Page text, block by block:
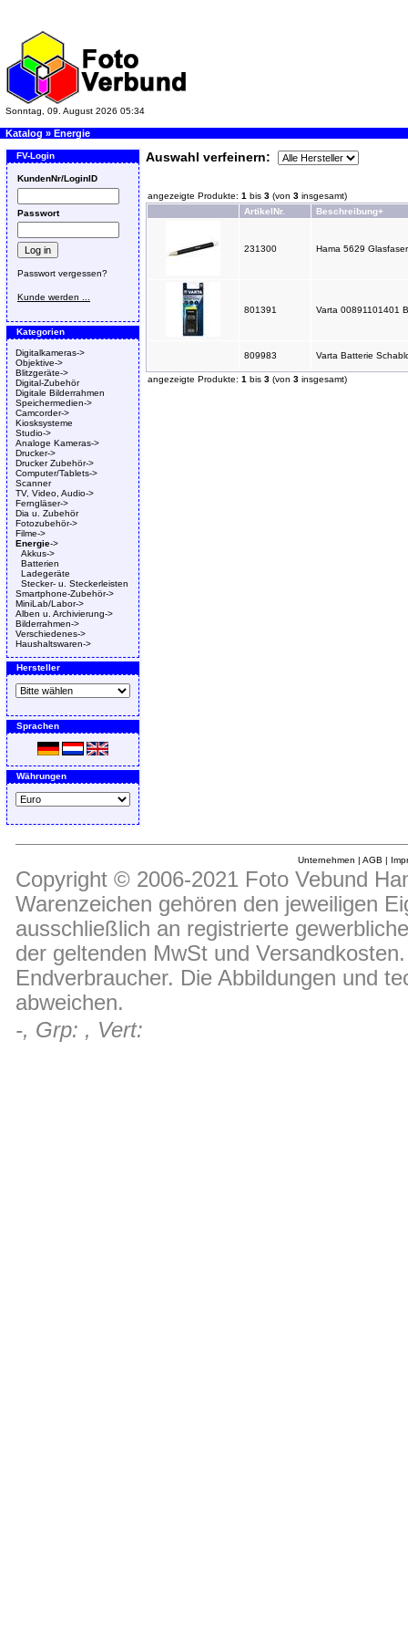
Sonntag, 09. August 2026 05:34
Katalog » Energie
FV-Login
KundenNr/LoginID
Passwort
Passwort vergessen?
Kunde werden ...
Kategorien
Digitalkameras->
Objektive->
Blitzgeräte->
Digital-Zubehör
Digitale Bilderrahmen
Speichermedien->
Camcorder->
Kiosksysteme
Studio->
Analoge Kameras->
Drucker->
Drucker Zubehör->
Computer/Tablets->
Scanner
TV, Video, Audio->
Ferngläser->
Dia u. Zubehör
Fotozubehör->
Filme->
Energie->
Akkus->
Batterien
Ladegeräte
Stecker- u. Steckerleisten
Smartphone-Zubehör->
MiniLab/Labor->
Alben u. Archivierung->
Bilderrahmen->
Verschiedenes->
Haushaltswaren->
Hersteller
Sprachen
Währungen
Auswahl verfeinern:
angezeigte Produkte: 1 bis 3 (von 3 insgesamt)
ArtikelNr.
Beschreibung+
231300 Hama 5629
801391 Varta 00891101401
809983 Varta Batterie
angezeigte Produkte: 1 bis 3 (von 3 insgesamt)
Unternehmen | AGB |
Copyright © 2006-2021 Foto Vebund
Warenzeichen gehören den jeweiligen
ausschließlich an registrierte
der geltenden MwSt und
Endverbraucher. Die Abbildungen und
abweichen.
-, Grp: , Vert: